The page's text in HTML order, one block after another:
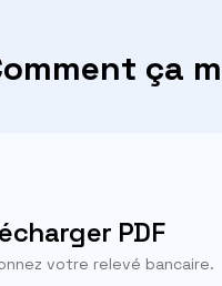
ça
PDF
votre relevé bancaire.